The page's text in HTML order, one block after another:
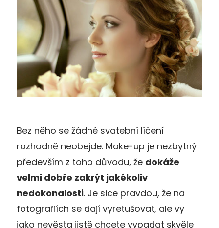
Bez něho se žádné svatební líčení
rozhodně neobejde. Make-up je nezbytný
především z toho důvodu, že dokáže
velmi dobře zakrýt jakékoliv
nedokonalosti. Je sice pravdou, že na
fotografiích se dají vyretušovat, ale vy
jako nevěsta jistě chcete vypadat skvěle i